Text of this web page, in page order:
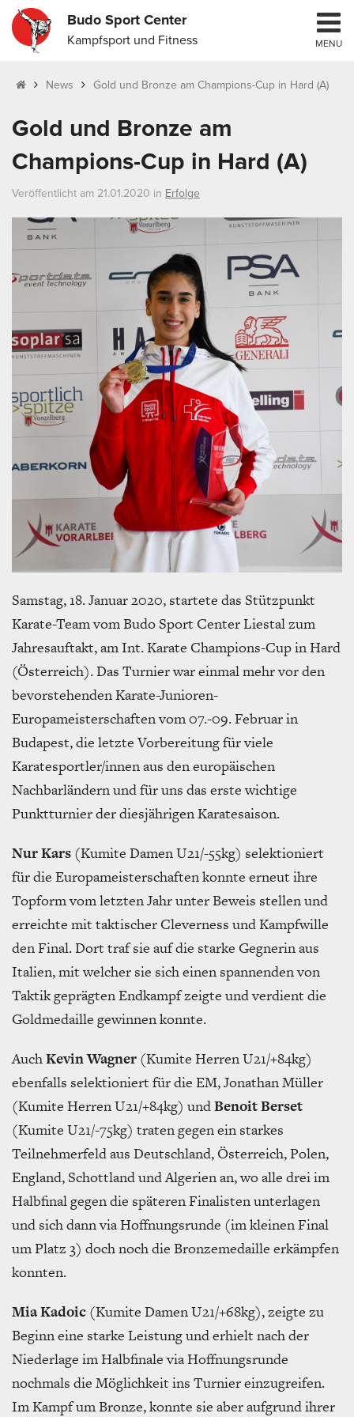
Budo Sport Center
Kampfsport und Fitness MENU
News Gold und Bronze am Champions-Cup in Hard (A)
Gold und Bronze am
Champions-Cup in Hard (A)
Veröffentlicht am 21.01.2020 in Erfolge
Samstag, 18. Januar 2020, startete das Stützpunkt
Karate-Team vom Budo Sport Center Liestal zum
Jahresauftakt, am Int. Karate Champions-Cup in Hard
(Österreich). Das Turnier war einmal mehr vor den
bevorstehenden Karate-Junioren-
Europameisterschaften vom 07.-09. Februar in
Budapest, die letzte Vorbereitung für viele
Karatesportler/innen aus den europäischen
Nachbarländern und für uns das erste wichtige
Punktturnier der diesjährigen Karatesaison.
Nur Kars (Kumite Damen U21/-55kg) selektioniert
für die Europameisterschaften konnte erneut ihre
Topform vom letzten Jahr unter Beweis stellen und
erreichte mit taktischer Cleverness und Kampfwille
den Final. Dort traf sie auf die starke Gegnerin aus
Italien, mit welcher sie sich einen spannenden von
Taktik geprägten Endkampf zeigte und verdient die
Goldmedaille gewinnen konnte.
AuchKevin Wagner (Kumite Herren U21/+84kg)
ebenfalls selektioniert für die EM, Jonathan Müller
(Kumite Herren U21/+84kg) undBenoit Berset
(Kumite U21/-75kg) traten gegen ein starkes
Teilnehmerfeld aus Deutschland, Österreich, Polen,
England, Schottland und Algerien an, wo alle drei im
Halbfinal gegen die späteren Finalisten unterlagen
und sich dann via Hoffnungsrunde (im kleinen Final
um Platz 3) doch noch die Bronzemedaille erkämpfen
konnten.
Mia Kadoic (Kumite Damen U21/+68kg), zeigte zu
Beginn eine starke Leistung und erhielt nach der
Niederlage im Halbfinale via Hoffnungsrunde
nochmals die Möglichkeit ins Turnier einzugreifen.
Im Kampf um Bronze, konnte sie aber aufgrund ihrer